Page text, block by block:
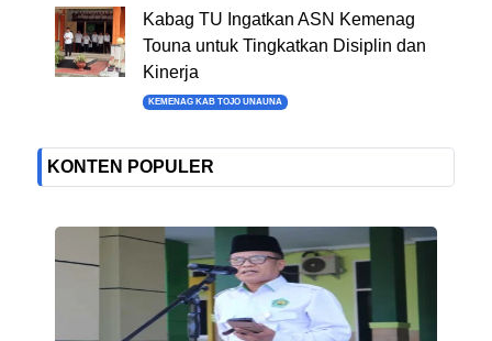
Kabag TU Ingatkan ASN Kemenag
Touna untuk Tingkatkan Disiplin dan
Kinerja
KEMENAG KAB TOJO UNAUNA
KONTEN POPULER